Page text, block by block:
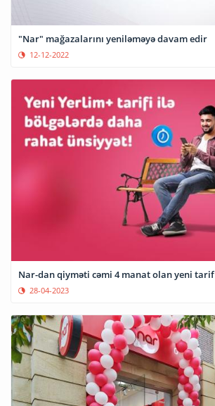
"Nar" mağazalarını yeniləməyə davam edir
12-12-2022
Nar-dan qiyməti cəmi 4 manat olan yeni tarif
28-04-2023